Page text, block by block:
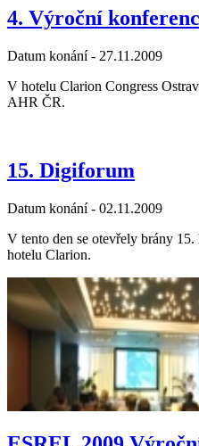
4. Výroční
Datum konání - 27.11.2009
V hotelu Clarion Congress
AHR ČR.
15. Digiforum
Datum konání - 02.11.2009
V tento den se otevřely brány
hotelu Clarion.